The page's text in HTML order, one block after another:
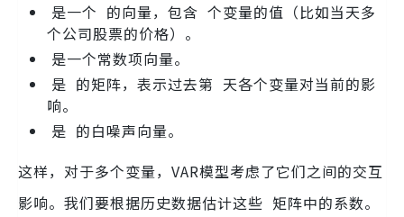
是一个 的向量，包含 个变量的值（比如当天多
个公司股票的价格）。
是一个常数项向量。
是 的矩阵，表示过去第 天各个变量对当前的影
响。
是 的白噪声向量。
这样，对于多个变量，VAR模型考虑了它们之间的交互
影响。我们要根据历史数据估计这些 矩阵中的系数。